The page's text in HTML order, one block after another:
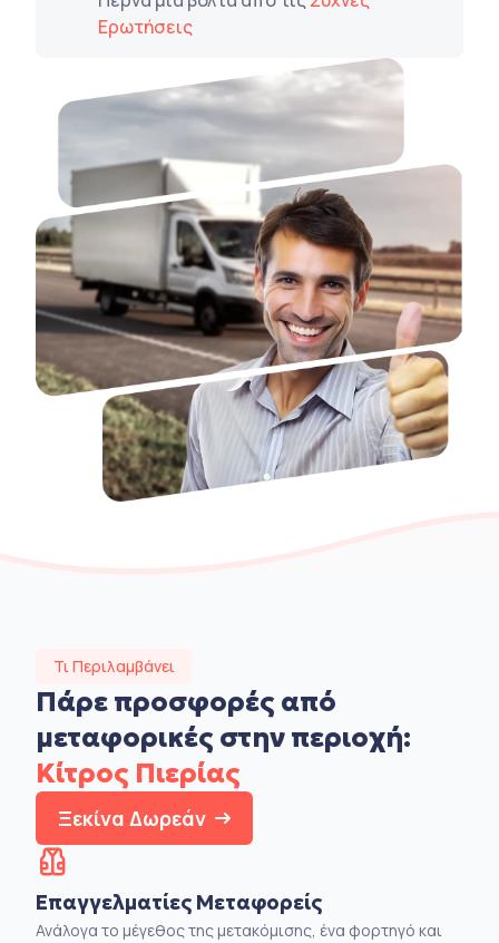
Ερωτήσεις
Τι Περιλαμβάνει
Πάρε προσφορές από
μεταφορικές στην περιοχή:
Κίτρος Πιερίας
Ξεκίνα Δωρεάν
Επαγγελματίες Μεταφορείς
Ανάλογα το μέγεθος της μετακόμισης, ένα φορτηγό και